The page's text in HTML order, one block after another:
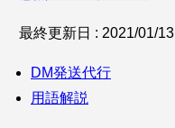
最終更新日 : 2021/01/13
DM発送代行
用語解説